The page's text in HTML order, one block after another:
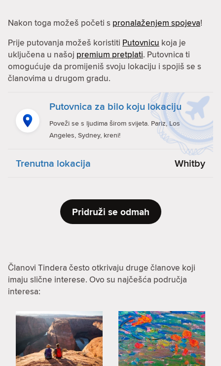
Nakon toga možeš početi s pronalaženjem spojeva!
Prije putovanja možeš koristiti Putovnicu koja je
uključena u našoj premium pretplati. Putovnica ti
omogućuje da promijeniš svoju lokaciju i spojiš se s
članovima u drugom gradu.
Putovnica za bilo koju lokaciju
Poveži se s ljudima širom svijeta. Pariz, Los
Angeles, Sydney, kreni!
Trenutna lokacija Whitby
Pridruži se odmah
Članovi Tindera često otkrivaju druge članove koji
imaju slične interese. Ovo su najčešća područja
interesa: